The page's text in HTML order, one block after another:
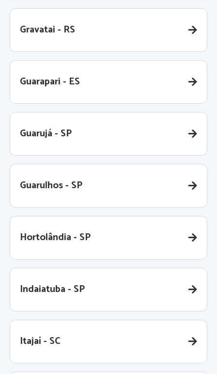
Gravatai - RS
Guarapari - ES
Guarujá - SP
Guarulhos - SP
Hortolândia - SP
Indaiatuba - SP
Itajaí - SC